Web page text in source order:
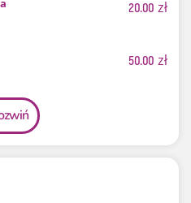
20.00 zł
50.00 zł